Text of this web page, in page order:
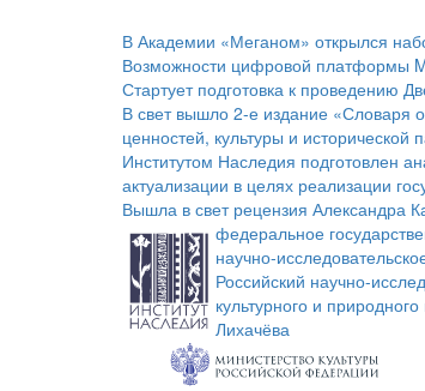
В Академии «Меганом» открылся
Возможности цифровой платформы
Стартует подготовка к проведению
В свет вышло 2-е издание «Словаря
ценностей, культуры и исторической
Институтом Наследия подготовлен
актуализации в целях реализации
Вышла в свет рецензия Александра
федеральное
научно-
Российский научно-
культурного и
Лихачёва